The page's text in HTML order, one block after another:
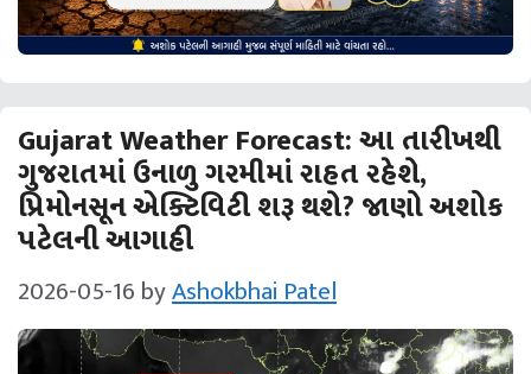
Gujarat Weather Forecast: આ તારીખથી
ગુજરાતમાં ઉનાળુ ગરમીમાં રાહત રહેશે,
પ્રિમોનસૂન એક્ટિવિટી શરૂ થશે? જાણો અશોક
પટેલની આગાહી
2026-05-16 byAshokbhai Patel